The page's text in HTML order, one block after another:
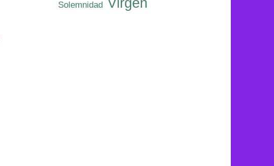
Solemnidad Virgen